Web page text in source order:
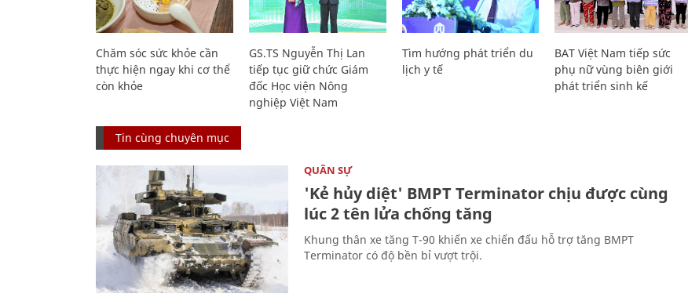
Chăm sóc sức khỏe cần
thực hiện ngay khi cơ thể
còn khỏe
GS.TS Nguyễn Thị Lan
tiếp tục giữ chức Giám
đốc Học viện Nông
nghiệp Việt Nam
Tìm hướng phát triển du
lịch y tế
BAT Việt Nam tiếp sức
phụ nữ vùng biên giới
phát triển sinh kế
Tin cùng chuyên mục
QUÂN SỰ
'Kẻ hủy diệt' BMPT Terminator chịu được cùng
lúc 2 tên lửa chống tăng
Khung thân xe tăng T-90 khiến xe chiến đấu hỗ trợ tăng BMPT
Terminator có độ bền bỉ vượt trội.